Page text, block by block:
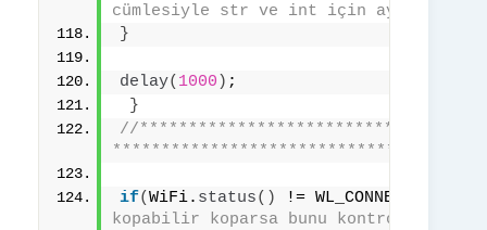
cümlesiyle str ve int için ayrılmalı.
}
delay( 1000 ) ;
}
//******************************* DATA
if(WiFi. status() != WL_CONNECTED
kopabilir koparsa bunu kontrol eder